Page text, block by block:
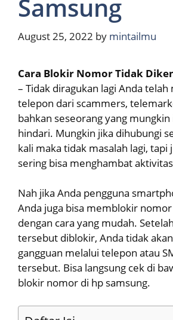
Samsung
August 25, 2022 by mintailmu
Cara Blokir Nomor Tidak
– Tidak diragukan lagi Anda
telepon dari scammers,
bahkan seseorang yang mungkin
hindari. Mungkin jika dihubungi
kali maka tidak masalah lagi, tapi
sering bisa menghambat
Nah jika Anda pengguna
Anda juga bisa memblokir
dengan cara yang mudah.
tersebut diblokir, Anda tidak
gangguan melalui telepon atau
tersebut. Bisa langsung cek di
blokir nomor di hp samsung.